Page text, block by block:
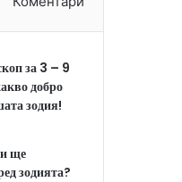
за 3 – 9
добро
зодия!
ще
зодията?